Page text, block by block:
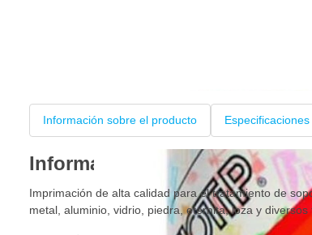
Información sobre el producto Especificaciones
Información sobre el producto
Imprimación de alta calidad para el tratamiento de
metal, aluminio, vidrio, piedra, eternita, loza y diversos